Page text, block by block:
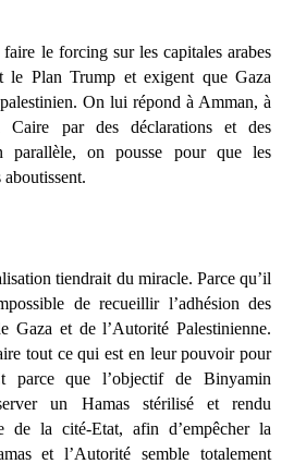
le forcing sur les capitales arabes
le Plan Trump et exigent que Gaza
On lui répond à Amman, à
par des déclarations et des
parallèle, on pousse pour que les
tiendrait du miracle. Parce qu’il
de recueillir l’adhésion des
Gaza et de l’Autorité Palestinienne.
tout ce qui est en leur pouvoir pour
parce que l’objectif de Binyamin
un Hamas stérilisé et rendu
de la cité-Etat, afin d’empêcher la
et l’Autorité semble totalement